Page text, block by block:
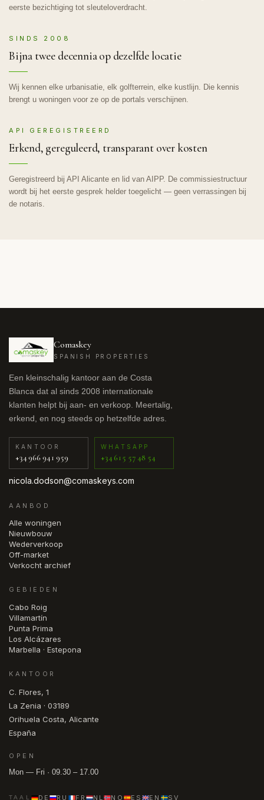
eerste bezichtiging tot sleuteloverdracht.
SINDS 2008
Bijna twee decennia op dezelfde locatie
Wij kennen elke urbanisatie, elk golfterrein, elke kustlijn. Die kennis
brengt u woningen voor ze op de portals verschijnen.
API GEREGISTREERD
Erkend, gereguleerd, transparant over kosten
Geregistreerd bij API Alicante en lid van AIPP. De commissiestructuur
wordt bij het eerste gesprek helder toegelicht — geen verrassingen bij
de notaris.
Comaskey
SPANISH PROPERTIES
Een kleinschalig kantoor aan de Costa
Blanca dat al sinds 2008 internationale
klanten helpt bij aan- en verkoop. Meertalig,
erkend, en nog steeds op hetzelfde adres.
KANTOOR
+34 966 941 959
WHATSAPP
+34 615 57 48 54
nicola.dodson@comaskeys.com
AANBOD
Alle woningen
Nieuwbouw
Wederverkoop
Off-market
Verkocht archief
GEBIEDEN
Cabo Roig
Villamartín
Punta Prima
Los Alcázares
Marbella · Estepona
KANTOOR
C. Flores, 1
La Zenia · 03189
Orihuela Costa, Alicante
España
OPEN
Mon — Fri · 09.30 – 17.00
TAAL DE RU FR NL NO ES EN SV